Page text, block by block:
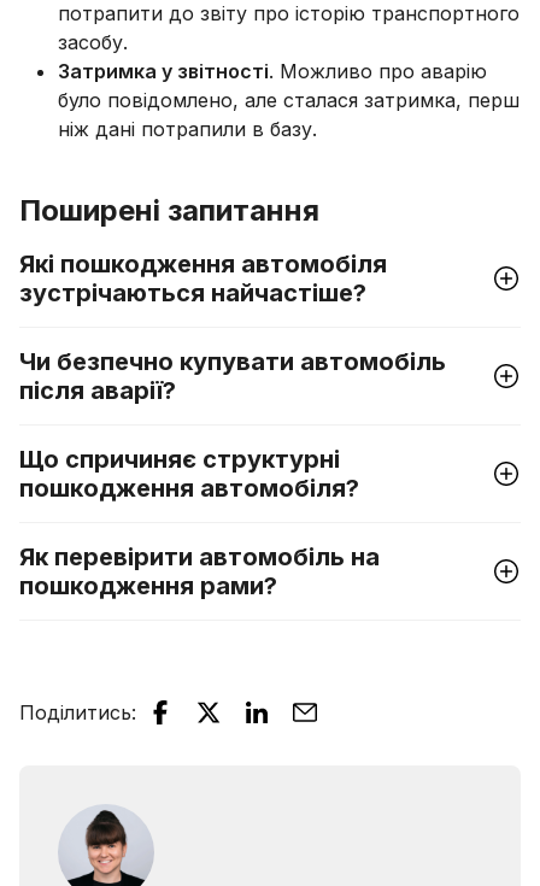
потрапити до звіту про історію транспортного
засобу.
Затримка у звітності. Можливо про аварію
було повідомлено, але сталася затримка, перш
ніж дані потрапили в базу.
Поширені запитання
Які пошкодження автомобіля
зустрічаються найчастіше?
Чи безпечно купувати автомобіль
після аварії?
Що спричиняє структурні
пошкодження автомобіля?
Як перевірити автомобіль на
пошкодження рами?
Поділитись: